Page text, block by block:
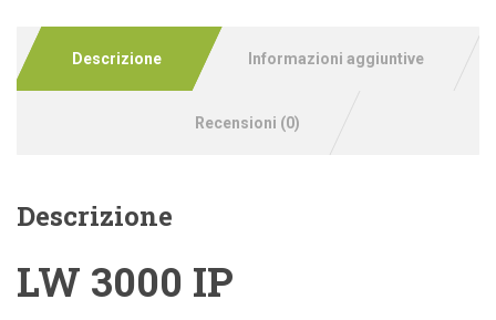
Descrizione Informazioni aggiuntive
Recensioni (0)
Descrizione
LW 3000 IP